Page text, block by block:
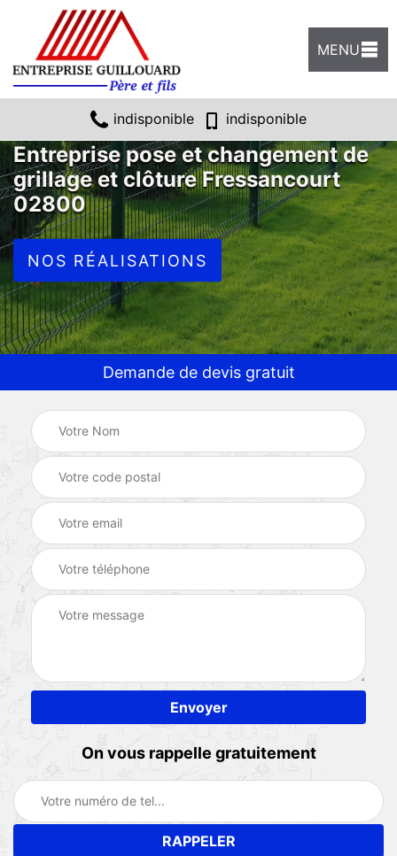
MENU
indisponible indisponible
Entreprise pose et changement de
grillage et clôture Fressancourt
02800
NOS RÉALISATIONS
Demande de devis gratuit
On vous rappelle gratuitement